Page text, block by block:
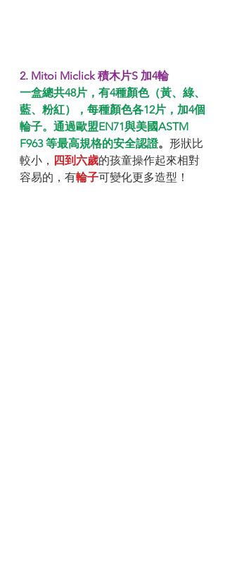
2. Mitoi Miclick 積木片S 加4輪
一盒總共48片，有4種顏色（黃、綠、
藍、粉紅），每種顏色各12片，加4個
輪子。通過歐盟EN71與美國ASTM
F963 等最高規格的安全認證。 形狀比
較小， 四到六歲的孩童操作起來相對
容易的，有輪子可變化更多造型！